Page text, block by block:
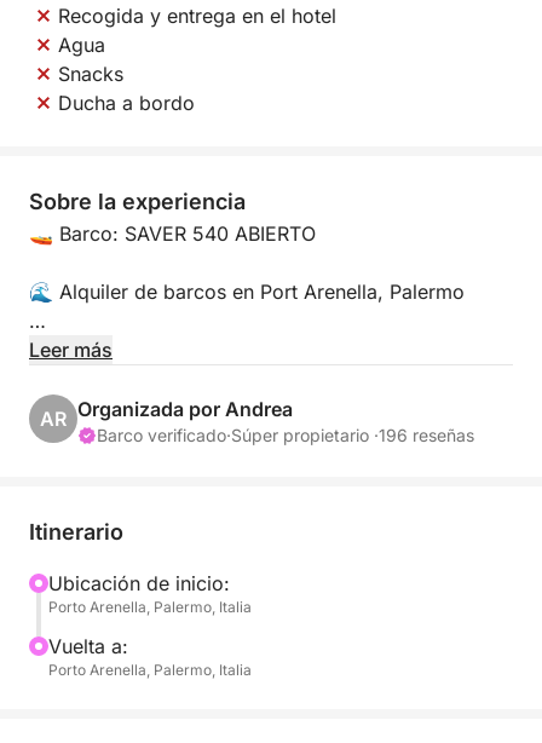
Recogida y entrega en el hotel
Agua
Snacks
Ducha a bordo
Sobre la experiencia
🚤 Barco: SAVER 540 ABIERTO
🌊 Alquiler de barcos en Port Arenella, Palermo
📍 Ubicación:
Tonnara, Palermo 90142
🛠️ Equipamiento:
• Asientos cómodos
• Toldo parasol
• Escalera de baño
• Equipo de seguridad, incluyendo chalecos
Leer más
AR Organizada por Andrea
Barco verificado·Súper propietario ·196 reseñas
Itinerario
Ubicación de inicio:
Porto Arenella, Palermo, Italia
Vuelta a:
Porto Arenella, Palermo, Italia